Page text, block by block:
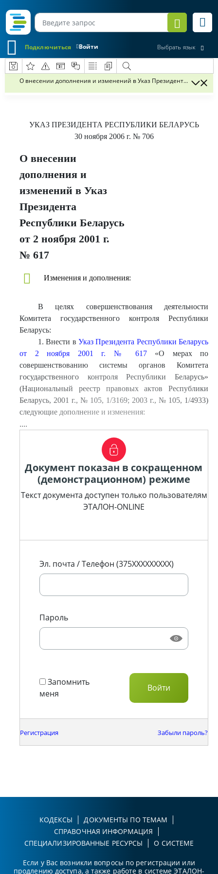
Войти
Подключиться Выбрать язык
О внесении дополнения и изменений в Указ Президента
УКАЗ ПРЕЗИДЕНТА РЕСПУБЛИКИ БЕЛАРУСЬ
30 ноября 2006 г. № 706
О внесении
дополнения и
изменений в Указ
Президента
Республики Беларусь
от 2 ноября 2001 г.
№ 617
Изменения и дополнения:
В целях совершенствования деятельности
Комитета государственного контроля Республики
Беларусь:
1. Внести в Указ Президента Республики Беларусь
от 2 ноября 2001 г. № 617«О мерах по
совершенствованию системы органов Комитета
государственного контроля Республики Беларусь»
(Национальный реестр правовых актов Республики
Беларусь, 2001 г., № 105, 1/3169; 2003 г., № 105, 1/4933)
следующие дополнение и изменения:
....
Документ показан в сокращенном
(демонстрационном) режиме
Текст документа доступен только пользователям
ЭТАЛОН-ONLINE
Эл. почта / Телефон (375XXXXXXXXX)
Пароль
Запомнить
меня
Регистрация Забыли пароль?
КОДЕКСЫ
ДОКУМЕНТЫ ПО ТЕМАМ
СПРАВОЧНАЯ ИНФОРМАЦИЯ
СПЕЦИАЛИЗИРОВАННЫЕ РЕСУРСЫ
О СИСТЕМЕ
Если у Вас возникли вопросы по регистрации или
продлению доступа, а также работе в системе ЭТАЛОН-